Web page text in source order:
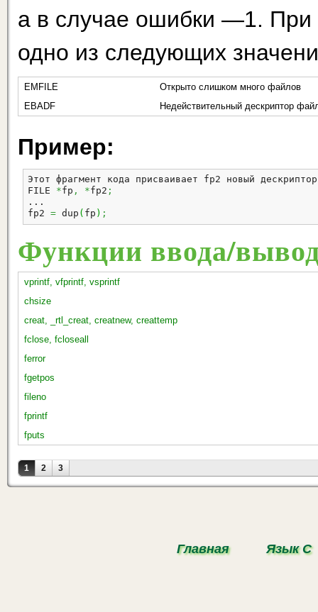
а в случае ошибки —1. При
одно из следующих
EMFILE
Открыто слишком много файлов
EBADF
Недействительный дескриптор
Пример:
Этот фрагмент кода присваивает fp2 новый
FILE *fp , *fp2 ;
fp2 = dup ( fp ) ;
Функции ввода/
vprintf, vfprintf, vsprintf
chsize
creat, _rtl_creat, creatnew, creattemp
fclose, fcloseall
ferror
fgetpos
fileno
fprintf
fputs
Страницы
1 2 3
Главная Язык С